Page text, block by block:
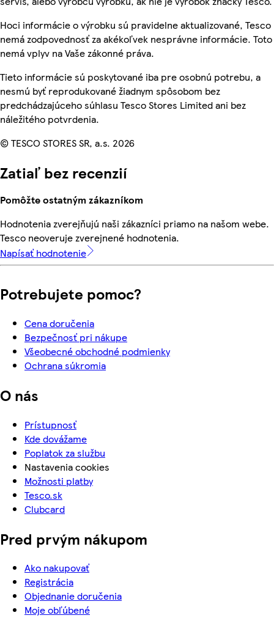
Hoci informácie o výrobku sú pravidelne aktualizované, Tesco
nemá zodpovednosť za akékoľvek nesprávne informácie. Toto
nemá vplyv na Vaše zákonné práva.
Tieto informácie sú poskytované iba pre osobnú potrebu, a
nesmú byť reprodukované žiadnym spôsobom bez
predchádzajúceho súhlasu Tesco Stores Limited ani bez
náležitého potvrdenia.
© TESCO STORES SR, a.s. 2026
Zatiaľ bez recenzií
Pomôžte ostatným zákazníkom
Hodnotenia zverejňujú naši zákazníci priamo na našom webe.
Tesco neoveruje zverejnené hodnotenia.
Napísať hodnotenie
Potrebujete pomoc?
Cena doručenia
Bezpečnosť pri nákupe
Všeobecné obchodné podmienky
Ochrana súkromia
O nás
Prístupnosť
Kde dovážame
Poplatok za službu
Nastavenia cookies
Možnosti platby
Tesco.sk
Clubcard
Pred prvým nákupom
Ako nakupovať
Registrácia
Objednanie doručenia
Moje obľúbené